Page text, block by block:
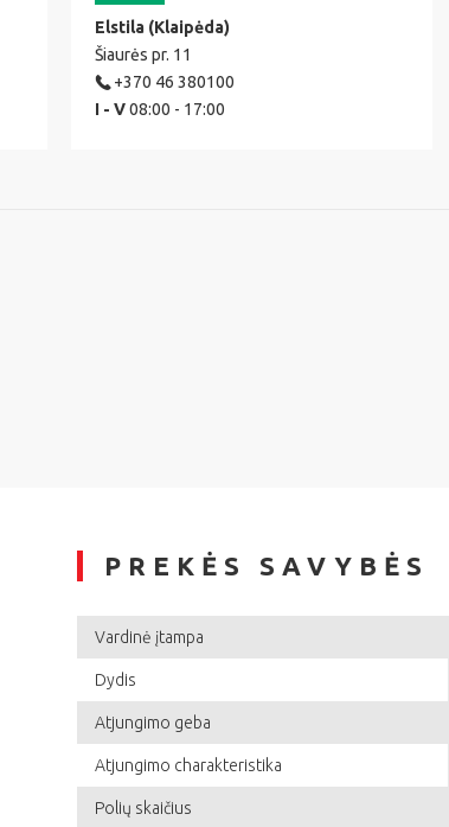
Elstila (Klaipėda)
Šiaurės pr. 11
+370 46 380100
I - V08:00 - 17:00
PREKĖS SAVYBĖS
Vardinė įtampa
Dydis
Atjungimo geba
Atjungimo charakteristika
Polių skaičius